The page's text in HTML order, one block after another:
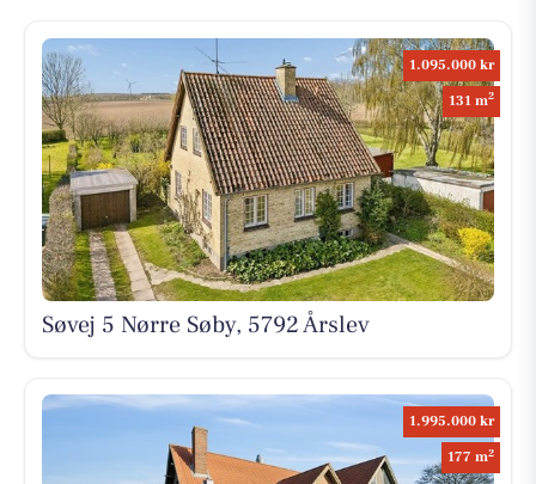
1.095.000 kr
131 m2
Søvej 5 Nørre Søby, 5792 Årslev
1.995.000 kr
177 m2